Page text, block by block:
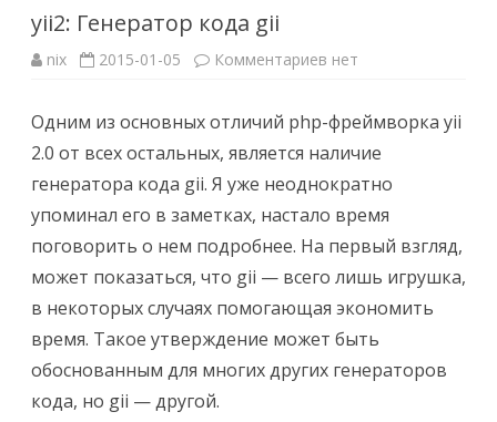
yii2: Генератор кода gii
nix 2015-01-05 Комментариев к
кода
gii
нет
Одним из основных отличий php-фреймворка yii
2.0 от всех остальных, является наличие
генератора кода gii. Я уже неоднократно
упоминал его в заметках, настало время
поговорить о нем подробнее. На первый взгляд,
может показаться, что gii — всего лишь игрушка,
в некоторых случаях помогающая экономить
время. Такое утверждение может быть
обоснованным для многих других генераторов
кода, но gii — другой.